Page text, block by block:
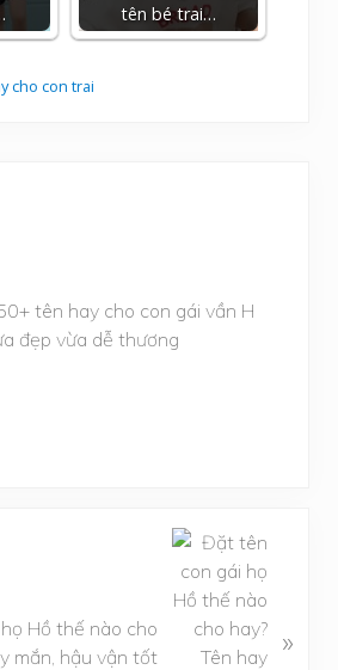
tên bé trai…
cho con trai
tên hay cho con gái vần H
đẹp vừa dễ thương
Hồ thế nào cho
mắn, hậu vận tốt
»